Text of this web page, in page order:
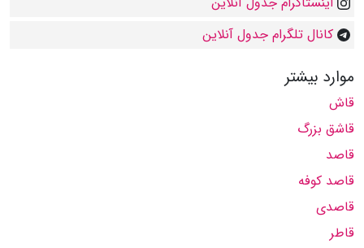
کانال تلگرام جدول آنلاین
موارد بیشتر
قاش
قاشق بزرگ
قاصد
قاصد کوفه
قاصدی
قاطر